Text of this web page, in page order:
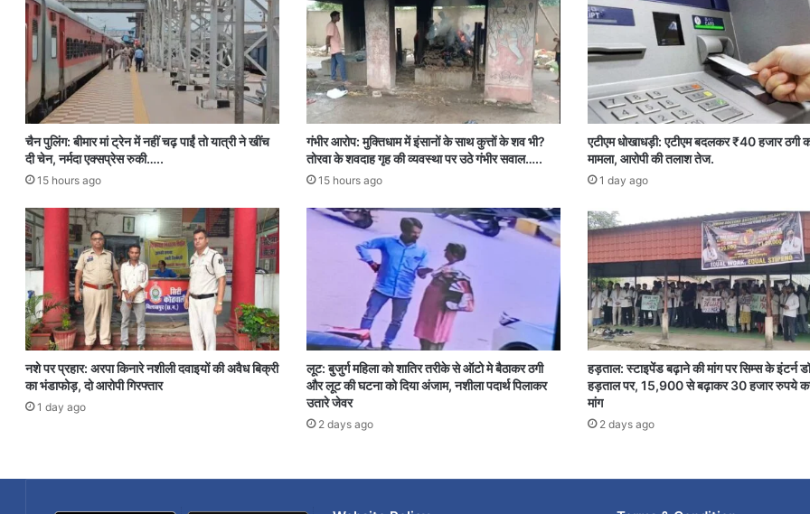
चैन पुलिंग: बीमार मां ट्रेन में नहीं चढ़ पाईं तो यात्री ने खींच
दी चेन, नर्मदा एक्सप्रेस रुकी…..
15 hours ago
गंभीर आरोप: मुक्तिधाम में इंसानों के साथ कुत्तों के शव भी?
तोरवा के शवदाह गृह की व्यवस्था पर उठे गंभीर सवाल…..
15 hours ago
एटीएम धोखाधड़ी: एटीएम बदलकर ₹40 हजार ठगी
मामला, आरोपी की तलाश तेज.
1 day ago
नशे पर प्रहार: अरपा किनारे नशीली दवाइयों की अवैध बिक्री
का भंडाफोड़, दो आरोपी गिरफ्तार
1 day ago
लूट: बुजुर्ग महिला को शातिर तरीके से ऑटो मे बैठाकर ठगी
और लूट की घटना को दिया अंजाम, नशीला पदार्थ पिलाकर
उतारे जेवर
2 days ago
हड़ताल: स्टाइपेंड बढ़ाने की मांग पर सिम्स के इंटर्न
हड़ताल पर, 15,900 से बढ़ाकर 30 हजार रुपये
मांग
2 days ago